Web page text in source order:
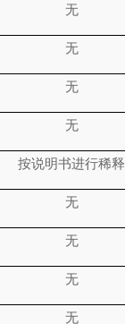
无
无
无
无
按说明书进行稀释
无
无
无
无